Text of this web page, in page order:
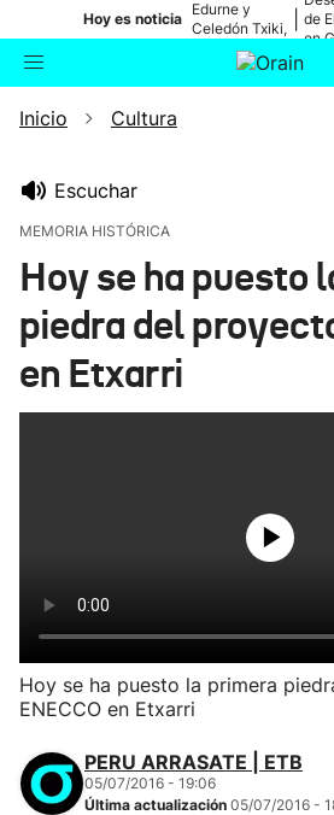
Hoy es noticia
Edurne y
Celedón Txiki,
en directo
de
en
Buscador
Ikusmiran
Inicio Cultura
Escuchar
MEMORIA HISTÓRICA
Hoy se ha puesto
piedra del
en Etxarri
Hoy se ha puesto la primera
ENECCO en Etxarri
PERU ARRASATE | ETB
05/07/2016 - 19:06
Última actualización 05/07/2016 -